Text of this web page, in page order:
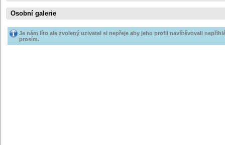
Osobní galerie
Je nám líto ale zvolený uzivatel si nepřeje aby jeho profil navštěvovali
prosím.